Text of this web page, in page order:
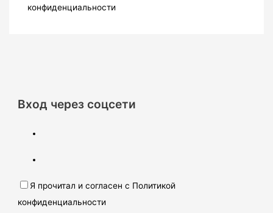
конфиденциальности
Вход через соцсети
Я прочитал и согласен с Политикой
конфиденциальности